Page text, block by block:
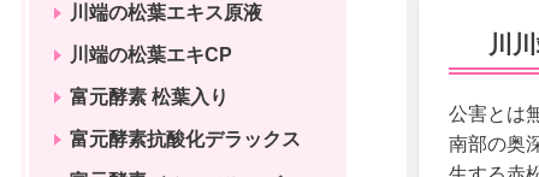
川
公害とは
南部の奥
川端の松葉エキス原液
川端の松葉エキCP
富元酵素 松葉入り
富元酵素抗酸化デラックス